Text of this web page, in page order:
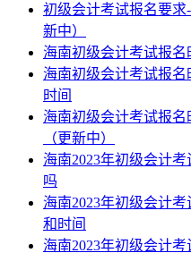
初级会计考试报名要
新中）
海南初级会计考试报
海南初级会计考试报名
时间
海南初级会计考试报
（更新中）
海南2023年初级会计
吗
海南2023年初级会计
和时间
海南2023年初级会计